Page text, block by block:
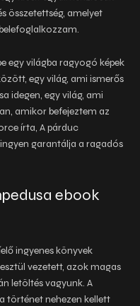
összetettség, amelyet
egy világba ragyogó képek
egy világ, ami ismerős
idegen, egy világ, ami
amikor befejeztem az
írta, A párduc
garantálja a ragadós
ebook
ingyenes könyvek
vezetett, azok magas
letöltés vagyunk. A
történet nehezen kellett